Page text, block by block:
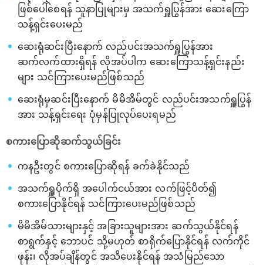
ဖြစ်ပေါ်စေရန် သူနာပြုများမှ အသက်ရှူပြွန်အား ဆေးကြော
သန့်ရှင်းပေးမည်
ဆေးရုံဆင်းပြီးနောက် လည်ပင်းအသက်ရှူပြွန်အား
ဆက်လက်ထားရှိရန် လိုအပ်ပါက ဆေးကြောသန့်ရှင်းနည်း
များ သင်ကြားပေးမည်ဖြစ်သည်
ဆေးရုံမှဆင်းပြီးနောက် မိမိအိမ်တွင် လည်ပင်းအသက်ရှူပြွန်
အား သန့်ရှင်းရေး ပုံမှန်ပြုလုပ်ပေးရမည်
စကားပြောဆိုဆက်သွယ်ခြင်း
ကနဦးတွင် စကားပြောဆိုရန် ခက်ခဲနိုင်သည်
အသက်ရှူပိုက်ရှိ အပေါက်ငယ်အား လက်ဖြင့်ပိတ်၍
စကားပြောနိုင်ရန် သင်ကြားပေးမည်ဖြစ်သည်
မိမိအိမ်သားများနှင့် အခြားသူများအား ဆက်သွယ်နိုင်ရန်
စာရွက်နှင့် ဘောပင် သို့မဟုတ် စာရိုက်ပြောနိုင်ရန် လက်ကိုင်
ဖုန်း၊ လိုအပ်ချိန်တွင် အသိပေးနိုင်ရန် အသံမြည်သော